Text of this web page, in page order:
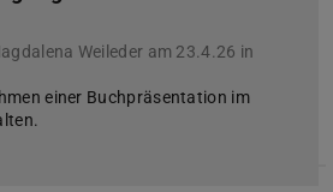
Weileder am 23.4.26 in
einer Buchpräsentation im